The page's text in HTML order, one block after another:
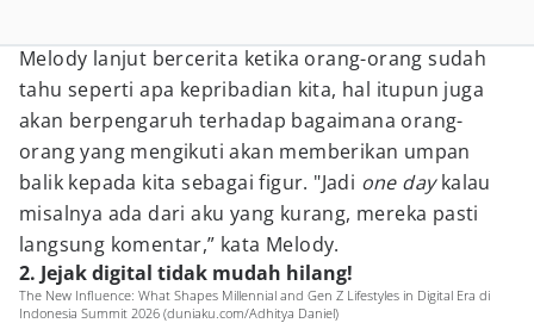
Melody lanjut bercerita ketika orang-orang sudah
tahu seperti apa kepribadian kita, hal itupun juga
akan berpengaruh terhadap bagaimana orang-
orang yang mengikuti akan memberikan umpan
balik kepada kita sebagai figur. "Jadi one daykalau
misalnya ada dari aku yang kurang, mereka pasti
langsung komentar,” kata Melody.
2. Jejak digital tidak mudah hilang!
The New Influence: What Shapes Millennial and Gen Z Lifestyles in Digital Era di
Indonesia Summit 2026 (duniaku.com/Adhitya Daniel)